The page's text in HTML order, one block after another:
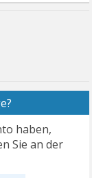
haben,
Sie an der